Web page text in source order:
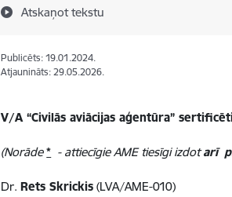
Atskaņot tekstu
Publicēts: 19.01.2024.
Atjaunināts: 29.05.2026.
V/A “Civilās aviācijas aģentūra”
(Norāde* - attiecīgie AME tiesīgi izdotarī
Dr.Rets Skrickis (LVA/AME-010)